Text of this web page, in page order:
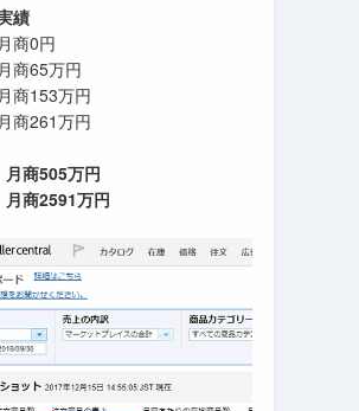
績
商0円
商65万円
商153万円
商261万円
月商505万円
月商2591万円